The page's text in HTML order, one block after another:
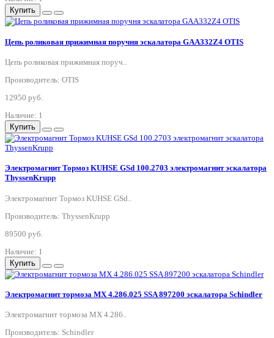
Купить
Цепь роликовая прижимная поручня эскалатора GAA332Z4 OTIS
Цепь роликовая прижимная поруч..
Производитель: OTIS
12950 руб.
Наличие: 1
Купить
Электромагнит Тормоз KUHSE GSd 100.2703 электромагнит эскалатора
ThyssenKrupp
Электромагнит Тормоз KUHSE GSd..
Производитель: ThyssenKrupp
89500 руб.
Наличие: 1
Купить
Электромагнит тормоза MX 4.286.025 SSA 897200 эскалатора Schindler
Электромагнит тормоза MX 4.286..
Производитель: Schindler